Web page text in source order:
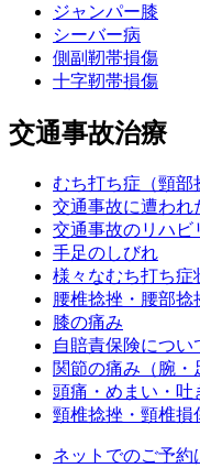
ジャンパー膝
シーバー病
側副靭帯損傷
十字靭帯損傷
交通事故治療
むち打ち症（頸部
交通事故に遭われ
交通事故のリハビ
手足のしびれ
様々なむち打ち症
腰椎捻挫・腰部捻
膝の痛み
自賠責保険につい
関節の痛み（腕・
頭痛・めまい・吐
頸椎捻挫・頸椎損
ネットでのご予約